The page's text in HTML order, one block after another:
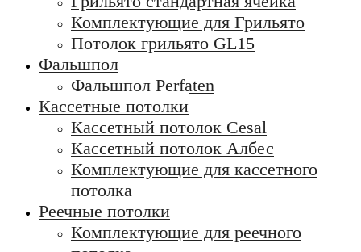
Комплектующие для Грильято
Потолок грильято GL15
Фальшпол
Фальшпол Perfaten
Кассетные потолки
Кассетный потолок Cesal
Кассетный потолок Албес
Комплектующие для кассетного
потолка
Реечные потолки
Комплектующие для реечного